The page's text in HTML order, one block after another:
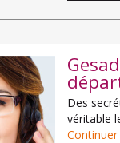
Des
véritable